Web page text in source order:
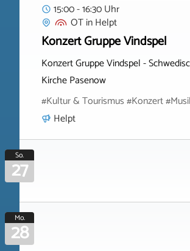
15:00 - 16:30 Uhr
OTinHelpt
Konzert Gruppe Vindspel
Konzert Gruppe Vindspel -
Kirche Pasenow
#Kultur & Tourismus #Konzert
Helpt
So.
27
Mo.
28